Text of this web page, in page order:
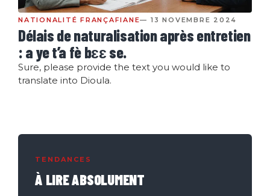
NATIONALITÉ FRANÇAFIANE— 13 NOVEMBRE 2024
Délais de naturalisation après entretien
: a ye t’a fè bɛɛ se.
Sure, please provide the text you would like to
translate into Dioula.
TENDANCES
À LIRE ABSOLUMENT